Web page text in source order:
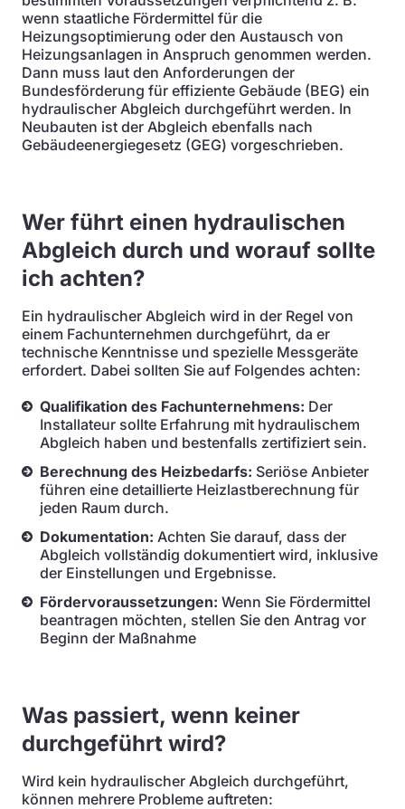
wenn staatliche Fördermittel für die
Heizungsoptimierung oder den Austausch von
Heizungsanlagen in Anspruch genommen werden.
Dann muss laut den Anforderungen der
Bundesförderung für effiziente Gebäude (BEG) ein
hydraulischer Abgleich durchgeführt werden. In
Neubauten ist der Abgleich ebenfalls nach
Gebäudeenergiegesetz (GEG) vorgeschrieben.
Wer führt einen hydraulischen
Abgleich durch und worauf sollte
ich achten?
Ein hydraulischer Abgleich wird in der Regel von
einem Fachunternehmen durchgeführt, da er
technische Kenntnisse und spezielle Messgeräte
erfordert. Dabei sollten Sie auf Folgendes achten:
Qualifikation des Fachunternehmens: Der
Installateur sollte Erfahrung mit hydraulischem
Abgleich haben und bestenfalls zertifiziert sein.
Berechnung des Heizbedarfs: Seriöse Anbieter
führen eine detaillierte Heizlastberechnung für
jeden Raum durch.
Dokumentation: Achten Sie darauf, dass der
Abgleich vollständig dokumentiert wird, inklusive
der Einstellungen und Ergebnisse.
Fördervoraussetzungen: Wenn Sie Fördermittel
beantragen möchten, stellen Sie den Antrag vor
Beginn der Maßnahme
Was passiert, wenn keiner
durchgeführt wird?
Wird kein hydraulischer Abgleich durchgeführt,
können mehrere Probleme auftreten: